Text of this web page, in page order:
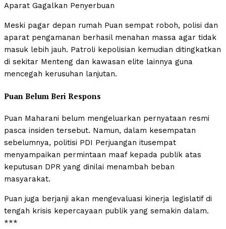
Aparat Gagalkan Penyerbuan
Meski pagar depan rumah Puan sempat roboh, polisi dan
aparat pengamanan berhasil menahan massa agar tidak
masuk lebih jauh. Patroli kepolisian kemudian ditingkatkan
di sekitar Menteng dan kawasan elite lainnya guna
mencegah kerusuhan lanjutan.
Puan Belum Beri Respons
Puan Maharani belum mengeluarkan pernyataan resmi
pasca insiden tersebut. Namun, dalam kesempatan
sebelumnya, politisi PDI Perjuangan itusempat
menyampaikan permintaan maaf kepada publik atas
keputusan DPR yang dinilai menambah beban
masyarakat.
Puan juga berjanji akan mengevaluasi kinerja legislatif di
tengah krisis kepercayaan publik yang semakin dalam.
***